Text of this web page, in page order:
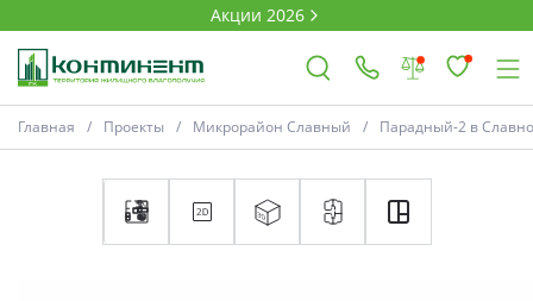
Акции 2026
Главная Проекты Микрорайон Славный Парадный-2 в